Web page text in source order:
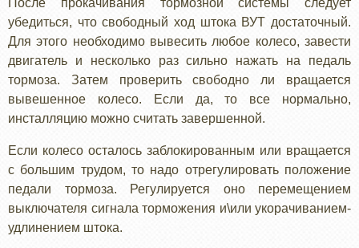
После прокачивания тормозной системы следует
убедиться, что свободный ход штока ВУТ достаточный.
Для этого необходимо вывесить любое колесо, завести
двигатель и несколько раз сильно нажать на педаль
тормоза. Затем проверить свободно ли вращается
вывешенное колесо. Если да, то все нормально,
инсталляцию можно считать завершенной.
Если колесо осталось заблокированным или вращается
с большим трудом, то надо отрегулировать положение
педали тормоза. Регулируется оно перемещением
выключателя сигнала торможения и\или укорачиванием-
удлинением штока.